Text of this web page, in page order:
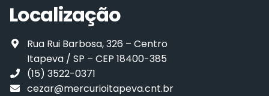
Localização
Rua Rui Barbosa, 326 – Centro
Itapeva / SP – CEP 18400-385
(15) 3522-0371
cezar@mercurioitapeva.cnt.br